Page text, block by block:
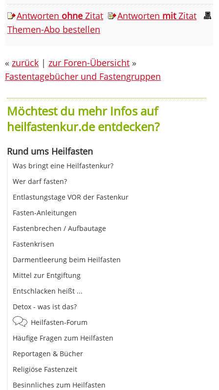
Antworten ohne Zitat Antworten mitZitat
Themen-Abo bestellen
« zurück | zur Foren-Übersicht »
Fastentagebücher und Fastengruppen
Möchtest du mehr Infos auf
heilfastenkur.de entdecken?
Rund ums Heilfasten
Was bringt eine Heilfastenkur?
Wer darf fasten?
Entlastungstage VOR der Fastenkur
Fasten-Anleitungen
Fastenbrechen / Aufbautage
Fastenkrisen
Darmentleerung beim Heilfasten
Mittel zur Entgiftung
Entschlacken heißt ...
Detox - was ist das?
Heilfasten-Forum
Häufige Fragen zum Heilfasten
Reportagen & Bücher
Religiöse Fastenzeit
Besinnliches zum Heilfasten